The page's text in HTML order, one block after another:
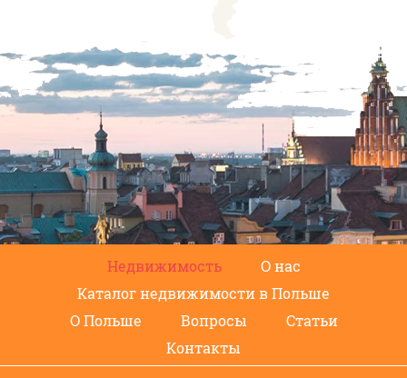
Недвижимость
О нас
Каталог недвижимости в Польше
О Польше
Вопросы
Статьи
Контакты